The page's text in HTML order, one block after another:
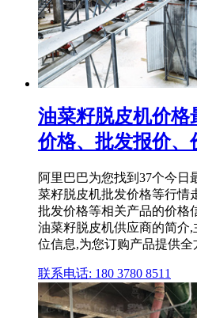
油菜籽脱皮机价格
价格、批发报价、
阿里巴巴为您找到37个今日
菜籽脱皮机批发价格等行情
批发价格等相关产品的价格
油菜籽脱皮机供应商的简介
位信息,为您订购产品提供全
联系电话: 180 3780 8511